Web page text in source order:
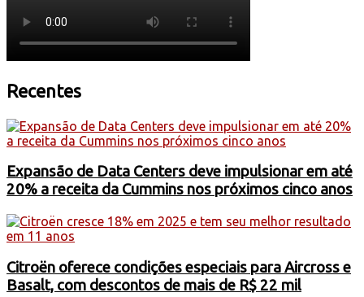
Recentes
Expansão de Data Centers deve impulsionar em até
20% a receita da Cummins nos próximos cinco anos
Citroën oferece condições especiais para Aircross e
Basalt, com descontos de mais de R$ 22 mil